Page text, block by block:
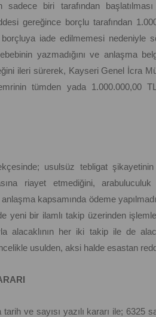
biri tarafından
gereğince borçlu tarafından
borçluya iade edilmemesi nedeniyle
yazmadığını ve anlaşma
ileri sürerek, Kayseri Genel İcra
tümden yada 1.000.000,00
usulsüz tebligat
riayet etmediğini,
kapsamında ödeme
yeni bir ilamlı takip üzerinden
alacaklının her iki takip ile de
usulden, aksi halde esastan
ve sayısı yazılı kararı ile; 6325